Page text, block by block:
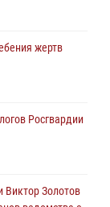
жертв
Росгвардии
Виктор Золотов